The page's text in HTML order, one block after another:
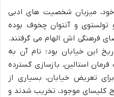
خود، میزبان شخصیت های ادبی
تولستوی و آنتوان چخوف بوده
فرهنگی اش الهام می گرفتند.
این خیابان بود؛ نام آن به
استالین، بازسازی گسترده
تعریض خیابان، بسیاری از
کلیسای موجود، تخریب شدند و